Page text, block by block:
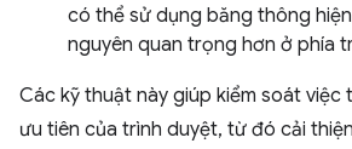
có thể sử dụng băng thông
nguyên quan trọng hơn ở phía
Các kỹ thuật này giúp kiểm soát việc
ưu tiên của trình duyệt, từ đó cải